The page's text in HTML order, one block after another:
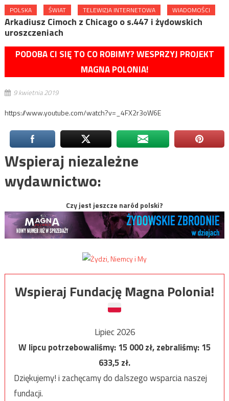
POLSKA ŚWIAT TELEWIZJA INTERNETOWA WIADOMOŚCI
Arkadiusz Cimoch z Chicago o s.447 i żydowskich
uroszczeniach
PODOBA CI SIĘ TO CO ROBIMY? WESPRZYJ PROJEKT
MAGNA POLONIA!
9 kwietnia 2019
https://www.youtube.com/watch?v=_4FX2r3oW6E
Wspieraj niezależne
wydawnictwo:
Czy jest jeszcze naród polski?
Wspieraj Fundację Magna Polonia!
Lipiec 2026
W lipcu potrzebowaliśmy:15 000zł, zebraliśmy:15
633,5zł.
Dziękujemy! i zachęcamy do dalszego wsparcia naszej
fundacji.